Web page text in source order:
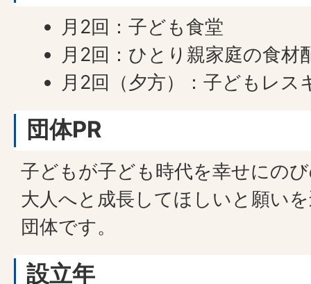
月2回：子ども食堂
月2回：ひとり親家庭の食材
月2回（夕方）：子どもレス
団体PR
子どもが子ども時代を幸せにの
大人へと成長してほしいと願い
団体です。
設立年